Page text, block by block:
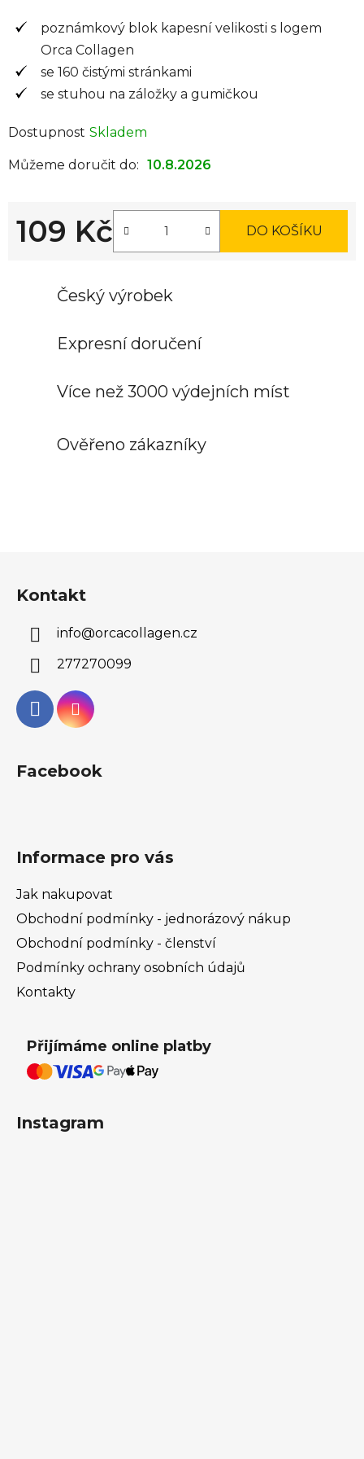
poznámkový blok kapesní velikosti s logem
Orca Collagen
se 160 čistými stránkami
se stuhou na záložky a gumičkou
Dostupnost Skladem
Můžeme doručit do: 10.8.2026
109 Kč DO KOŠÍKU
Český výrobek
Expresní doručení
Více než 3000 výdejních míst
Ověřeno zákazníky
Kontakt
info@orcacollagen.cz
277270099
Facebook
Informace pro vás
Jak nakupovat
Obchodní podmínky - jednorázový nákup
Obchodní podmínky - členství
Podmínky ochrany osobních údajů
Kontakty
Přijímáme online platby
Instagram